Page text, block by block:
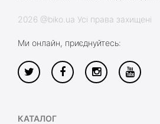
2026 @biko.ua Усі права захищені
Ми онлайн, приєднуйтесь:
КАТАЛОГ